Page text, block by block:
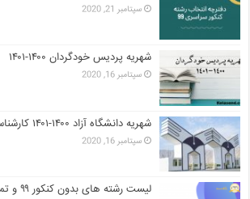
سپتامبر 21, 2020
شهریه پردیس خودگردان ۱۴۰۰-۱۴۰۱
سپتامبر 16, 2020
شهریه دانشگاه آزاد ۱۴۰۰-۱۴۰۱ کارشناسی، ارشد و دکتری
سپتامبر 16, 2020
لیست رشته های بدون کنکور ۹۹ و تمدید ظرفیت ۹۹